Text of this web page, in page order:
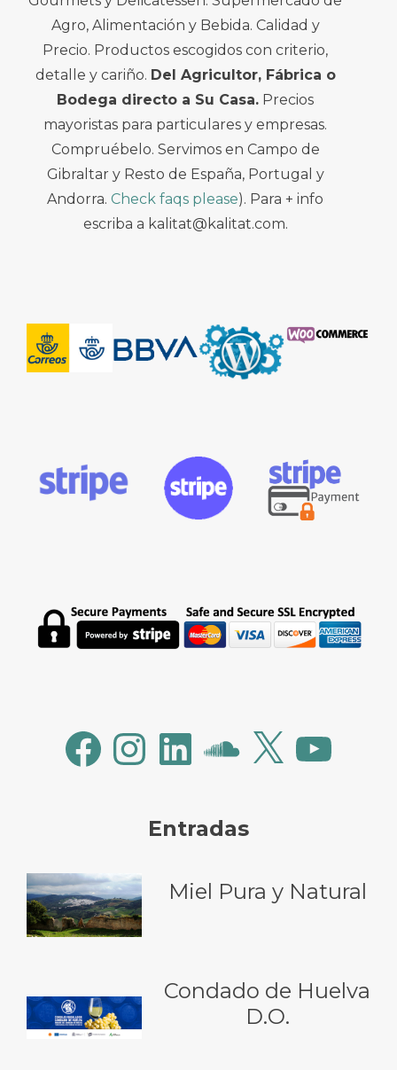
Agro, Alimentación y Bebida. Calidad y
Precio. Productos escogidos con criterio,
detalle y cariño. Del Agricultor, Fábrica o
Bodega directo a Su Casa. Precios
mayoristas para particulares y empresas.
Compruébelo. Servimos en Campo de
Gibraltar y Resto de España, Portugal y
Andorra. Check faqs please). Para + info
escriba a kalitat@kalitat.com.
FacebookInstagramLinkedInSoundCloud
X YouTube
Entradas
Miel Pura y Natural
Condado de Huelva
D.O.